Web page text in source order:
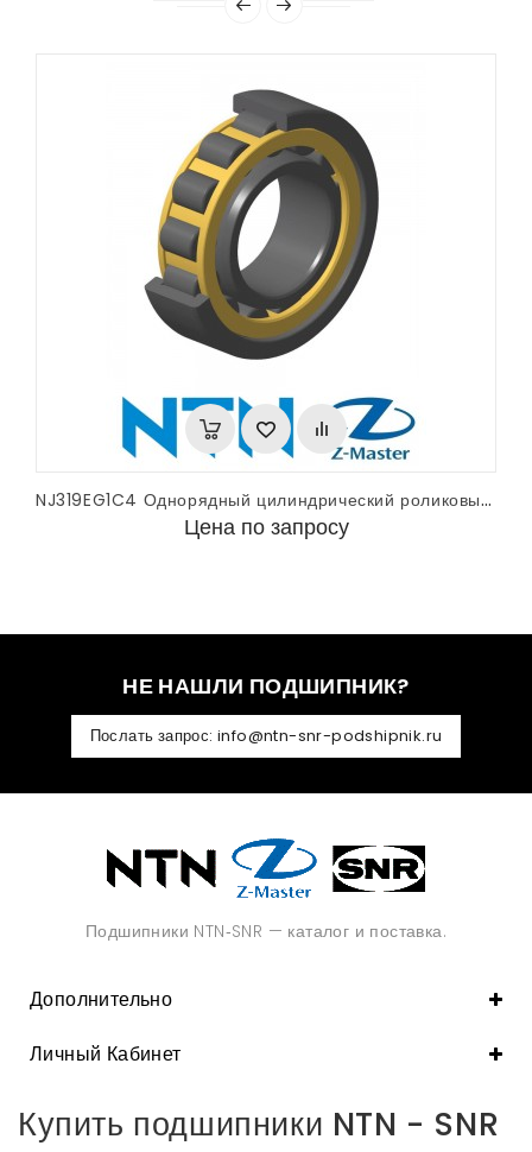
NJ319EG1C4 Однорядный цилиндрический роликовый подшипник NTN
Цена по запросу
НЕ НАШЛИ ПОДШИПНИК?
Послать запрос: info@ntn-snr-podshipnik.ru
Подшипники NTN‑SNR — каталог и поставка.
Дополнительно
Личный Кабинет
Купить подшипники NTN - SNR